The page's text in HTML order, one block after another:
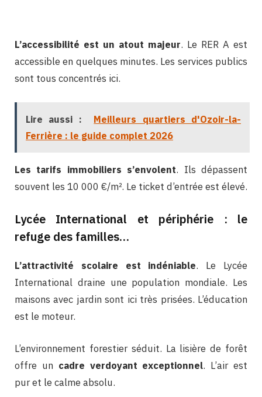
L’accessibilité est un atout majeur. Le RER A est
accessible en quelques minutes. Les services publics
sont tous concentrés ici.
Lire aussi :
Meilleurs quartiers d'Ozoir-la-
Ferrière : le guide complet 2026
Les tarifs immobiliers s’envolent. Ils dépassent
souvent les 10 000 €/m². Le ticket d’entrée est élevé.
Lycée International et périphérie : le
refuge des familles…
L’attractivité scolaire est indéniable. Le Lycée
International draine une population mondiale. Les
maisons avec jardin sont ici très prisées. L’éducation
est le moteur.
L’environnement forestier séduit. La lisière de forêt
offre un cadre verdoyant exceptionnel. L’air est
pur et le calme absolu.